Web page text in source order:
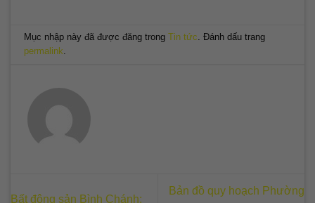
Mục nhập này đã được đăng trongTin tức . Đánh dấu trang
permalink
Bất động sản Bình Chánh:
Bản đồ quy hoạch Phường